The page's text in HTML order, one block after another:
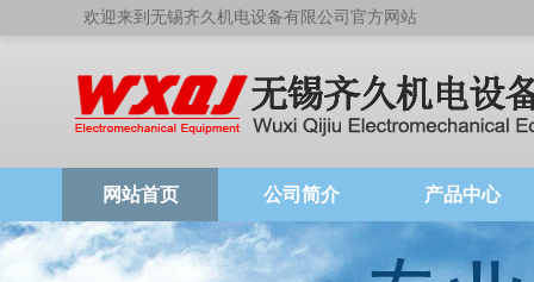
欢迎来到无锡齐久机电设备有限公司官方网站
网站首页 公司简介 产品中心